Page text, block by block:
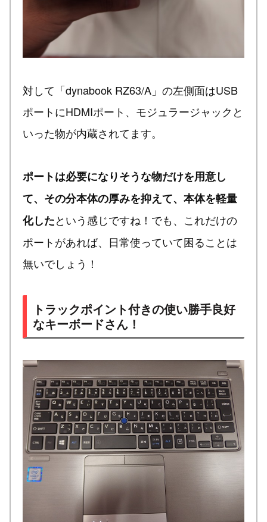
対して「dynabook RZ63/A」の左側面はUSB
ポートにHDMIポート、モジュラージャックと
いった物が内蔵されてます。
ポートは必要になりそうな物だけを用意し
て、その分本体の厚みを抑えて、本体を軽量
化したという感じですね！でも、これだけの
ポートがあれば、日常使っていて困ることは
無いでしょう！
トラックポイント付きの使い勝手良好
なキーボードさん！